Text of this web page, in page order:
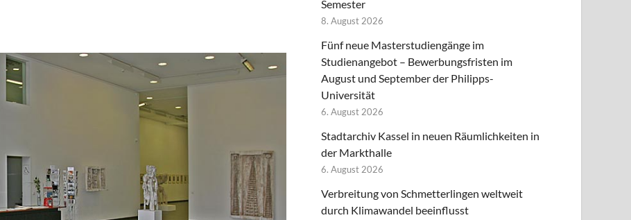
Semester
8. August 2026
Fünf neue Masterstudiengänge im
Studienangebot – Bewerbungsfristen im
August und September der Philipps-
Universität
6. August 2026
Stadtarchiv Kassel in neuen Räumlichkeiten in
der Markthalle
6. August 2026
Verbreitung von Schmetterlingen weltweit
durch Klimawandel beeinflusst